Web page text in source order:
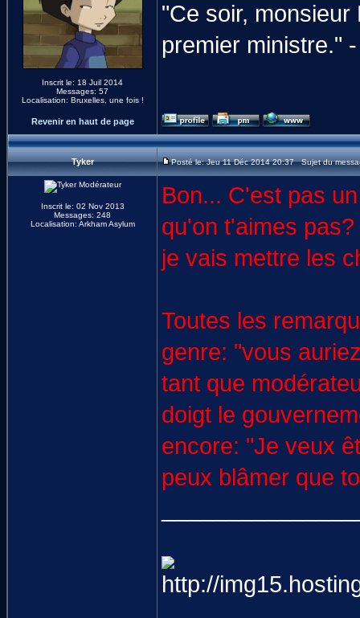
Inscrit le: 18 Juil 2014
Messages: 57
Localisation: Bruxelles, une fois !
"Ce soir,
premier ministre."
Revenir en haut de page
Tyker Posté le: Jeu 11 Déc 2014 20:37 Sujet du
Inscrit le: 02 Nov 2013
Messages: 248
Localisation: Arkham Asylum
Bon... C'est pas
qu'on t'aimes
je vais mettre les
Toutes les
genre: "vous
tant que
doigt le
encore: "Je veux
peux blâmer que